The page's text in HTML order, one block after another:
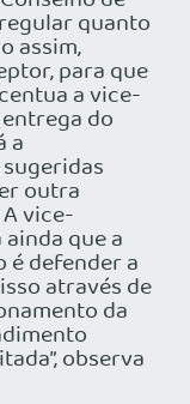
quanto
assim,
para que
a vice-
do
a
outra
vice-
que a
defender a
através de
da
observa